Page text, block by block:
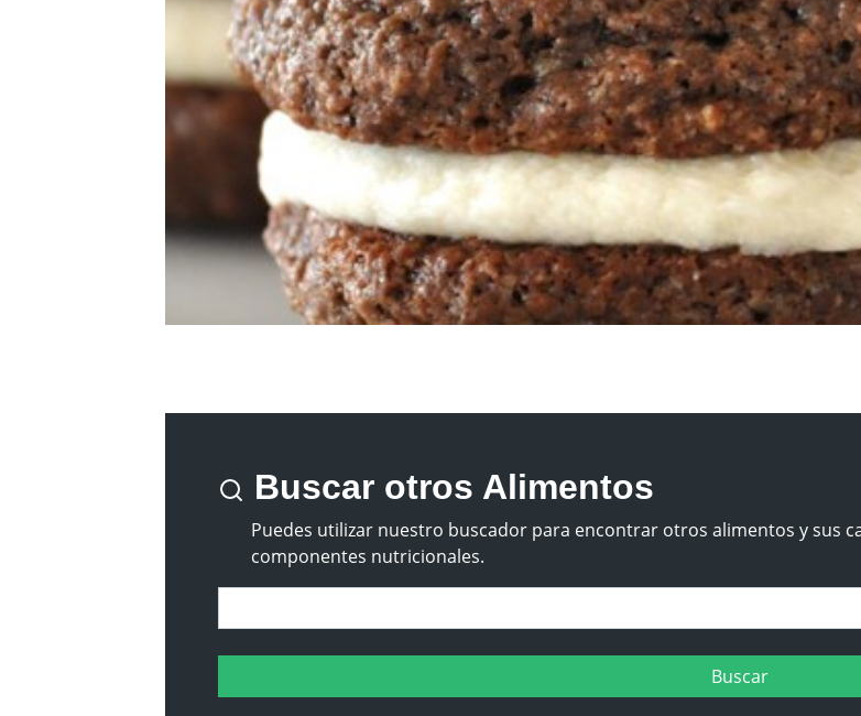
Buscar otros Alimentos
Puedes utilizar nuestro buscador para encontrar otros alimentos y sus
componentes nutricionales.